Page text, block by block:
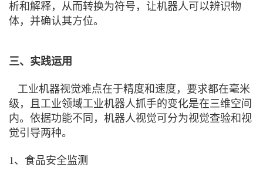
析和解释，从而转换为符号，让机器人可以辨识物
体，并确认其方位。
三、实践运用
工业机器视觉难点在于精度和速度，要求都在毫米
级，且工业领域工业机器人抓手的变化是在三维空间
内。依据功能不同，机器人视觉可分为视觉查验和视
觉引导两种。
1、食品安全监测